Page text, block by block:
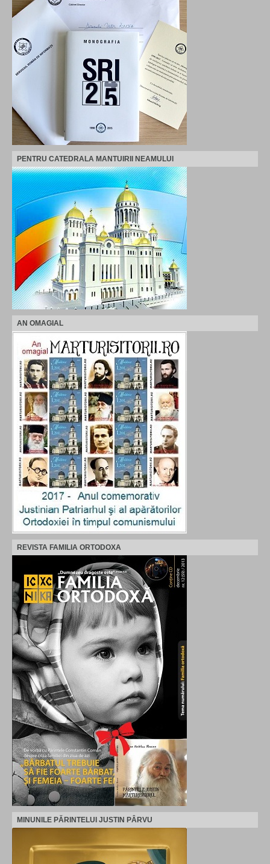
PENTRU CATEDRALA MANTUIRII NEAMULUI
AN OMAGIAL
REVISTA FAMILIA ORTODOXA
MINUNILE PĂRINTELUI JUSTIN PÂRVU